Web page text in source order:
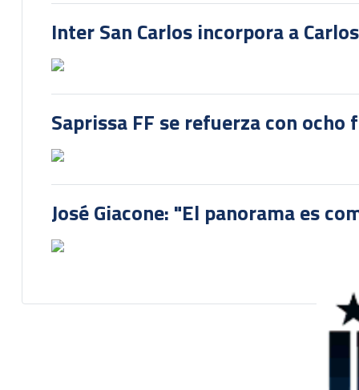
Inter San Carlos incorpora a
Saprissa FF se refuerza con
José Giacone: "El panorama es